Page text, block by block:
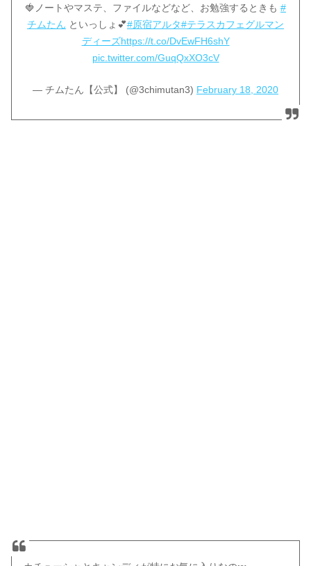
🍓ノートやマステ、ファイルなどなど、お勉強するときも #
チムたん といっしょ💕#原宿アルタ#テラスカフェグルマン
ディーズhttps://t.co/DvEwFH6shY
pic.twitter.com/GuqQxXO3cV
— チムたん【公式】 (@3chimutan3) February 18, 2020